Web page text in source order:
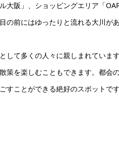
大阪」、ショッピングエリア「
の前にはゆったりと流れる大川が
して多くの人々に親しまれていま
策を楽しむこともできます。都会
すことができる絶好のスポットで